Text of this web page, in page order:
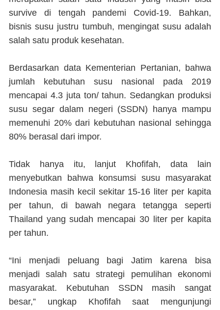
survive di tengah pandemi Covid-19. Bahkan,
bisnis susu justru tumbuh, mengingat susu adalah
salah satu produk kesehatan.
Berdasarkan data Kementerian Pertanian, bahwa
jumlah kebutuhan susu nasional pada 2019
mencapai 4.3 juta ton/ tahun. Sedangkan produksi
susu segar dalam negeri (SSDN) hanya mampu
memenuhi 20% dari kebutuhan nasional sehingga
80% berasal dari impor.
Tidak hanya itu, lanjut Khofifah, data lain
menyebutkan bahwa konsumsi susu masyarakat
Indonesia masih kecil sekitar 15-16 liter per kapita
per tahun, di bawah negara tetangga seperti
Thailand yang sudah mencapai 30 liter per kapita
per tahun.
“Ini menjadi peluang bagi Jatim karena bisa
menjadi salah satu strategi pemulihan ekonomi
masyarakat. Kebutuhan SSDN masih sangat
besar,” ungkap Khofifah saat mengunjungi